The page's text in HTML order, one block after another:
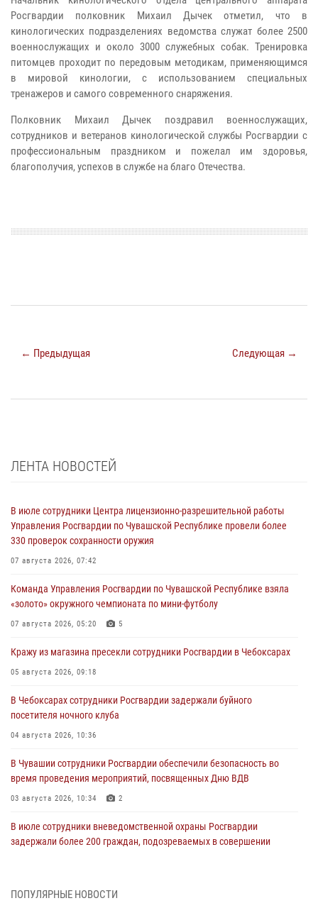
Росгвардии полковник Михаил Дычек отметил, что в
кинологических подразделениях ведомства служат более 2500
военнослужащих и около 3000 служебных собак. Тренировка
питомцев проходит по передовым методикам, применяющимся
в мировой кинологии, с использованием специальных
тренажеров и самого современного снаряжения.
Полковник Михаил Дычек поздравил военнослужащих,
сотрудников и ветеранов кинологической службы Росгвардии с
профессиональным праздником и пожелал им здоровья,
благополучия, успехов в службе на благо Отечества.
← Предыдущая Следующая →
ЛЕНТА НОВОСТЕЙ
В июле сотрудники Центра лицензионно-разрешительной работы
Управления Росгвардии по Чувашской Республике провели более
330 проверок сохранности оружия
07 августа 2026, 07:42
Команда Управления Росгвардии по Чувашской Республике взяла
«золото» окружного чемпионата по мини-футболу
07 августа 2026, 05:20 5
Кражу из магазина пресекли сотрудники Росгвардии в Чебоксарах
05 августа 2026, 09:18
В Чебоксарах сотрудники Росгвардии задержали буйного
посетителя ночного клуба
04 августа 2026, 10:36
В Чувашии сотрудники Росгвардии обеспечили безопасность во
время проведения мероприятий, посвященных Дню ВДВ
03 августа 2026, 10:34 2
В июле сотрудники вневедомственной охраны Росгвардии
задержали более 200 граждан, подозреваемых в совершении
ПОПУЛЯРНЫЕ НОВОСТИ